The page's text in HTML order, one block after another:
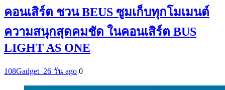
คอนเสิร์ต ชวน BEUS ซูมเก็บทุกโมเมนต์
ความสนุกสุดคมชัด ในคอนเสิร์ต BUS
LIGHT AS ONE
108Gadget_26 วัน ago 0